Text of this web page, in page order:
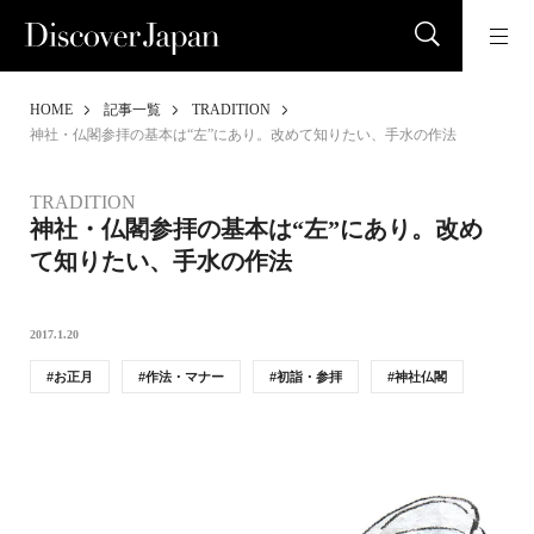
HOME 記事一覧
TRADITION
神社・仏閣参拝の基本は“左”にあり。改めて知りたい、手水の作法
TRADITION
神社・仏閣参拝の基本は“左”にあり。改め
て知りたい、手水の作法
2017.1.20
お正月 作法・マナー 初詣・参拝 神社仏閣